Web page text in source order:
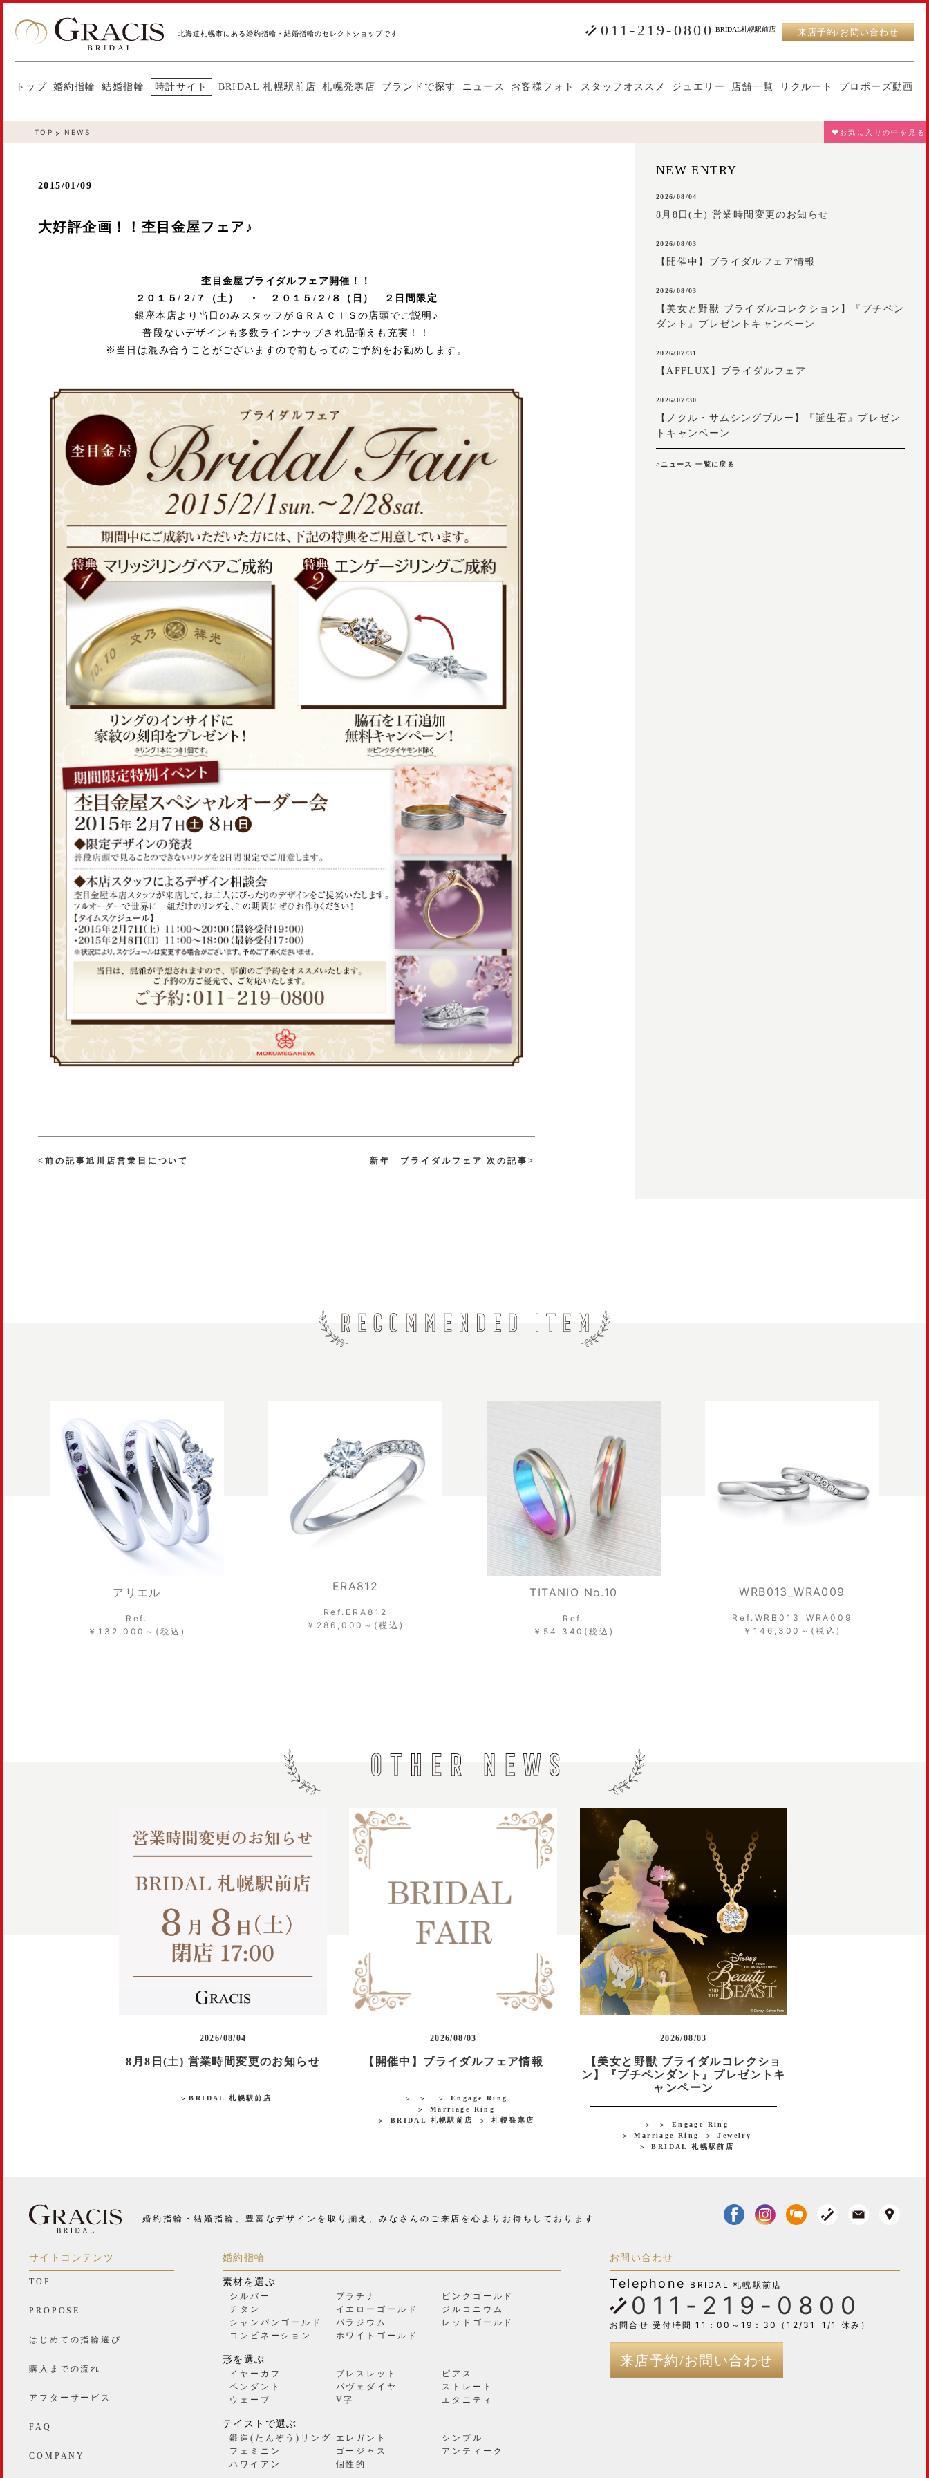
北海道札幌市にある婚約指輪・結婚指輪のセレクトショップです 011-219-0800 BRIDAL札幌駅前店 来店予約/お問い合わせ
トップ 婚約指輪 結婚指輪 時計サイト BRIDAL 札幌駅前店 札幌発寒店 ブランドで探す ニュース お客様フォト スタッフオススメ ジュエリー 店舗一覧 リクルート プロポーズ動画
TOP NEWS ♥お気に入りの中を見る
2015/01/09
大好評企画！！杢目金屋フェア♪
杢目金屋ブライダルフェア開催！！
２０１５/２/７（土） ・ ２０１５/２/８（日） ２日間限定
銀座本店より当日のみスタッフがＧＲＡＣＩＳの店頭でご説明♪
普段ないデザインも多数ラインナップされ品揃えも充実！！
※当日は混み合うことがございますので前もってのご予約をお勧めします。
<前の記事旭川店営業日について 新年 ブライダルフェア 次の記事>
NEW ENTRY
2026/08/04
8月8日(土) 営業時間変更のお知らせ
2026/08/03
【開催中】ブライダルフェア情報
2026/08/03
【美女と野獣 ブライダルコレクション】『プチペン
ダント』プレゼントキャンペーン
2026/07/31
【AFFLUX】ブライダルフェア
2026/07/30
【ノクル・サムシングブルー】『誕生石』プレゼン
トキャンペーン
>ニュース 一覧に戻る
アリエル
Ref.
￥132,000～(税込)
ERA812
Ref.ERA812
￥286,000～(税込)
TITANIO No.10
Ref.
￥54,340(税込)
WRB013_WRA009
Ref.WRB013_WRA009
￥146,300～(税込)
2026/08/04
8月8日(土) 営業時間変更のお知らせ
BRIDAL 札幌駅前店
2026/08/03
【開催中】ブライダルフェア情報
Engage Ring
Marriage Ring
BRIDAL 札幌駅前店
札幌発寒店
2026/08/03
【美女と野獣 ブライダルコレクショ
ン】『プチペンダント』プレゼントキ
ャンペーン
Engage Ring
Marriage Ring
Jewelry
BRIDAL 札幌駅前店
婚約指輪・結婚指輪、豊富なデザインを取り揃え、みなさんのご来店を心よりお待ちしております
サイトコンテンツ
TOP
PROPOSE
はじめての指輪選び
購入までの流れ
アフターサービス
FAQ
COMPANY
婚約指輪
素材を選ぶ
シルバー プラチナ
ピンクゴールド
チタン
イエローゴールド
ジルコニウム
シャンパンゴールド
パラジウム
レッドゴールド
コンビネーション
ホワイトゴールド
形を選ぶ
イヤーカフ ブレスレット
ピアス
ペンダント
パヴェダイヤ
ストレート
ウェーブ
V字 エタニティ
テイストで選ぶ
鍛造(たんぞう)リング エレガント
シンプル
フェミニン
ゴージャス
アンティーク
ハワイアン
個性的
お問い合わせ
Telephone BRIDAL 札幌駅前店
011-219-0800
お問合せ 受付時間 11：00～19：30（12/31･1/1 休み）
来店予約/お問い合わせ